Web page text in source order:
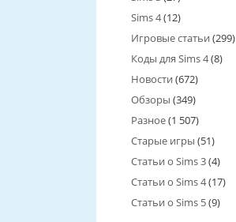
Sims 4(12)
Игровые статьи (299)
Коды для Sims 4(8)
Новости (672)
Обзоры (349)
Разное(1 507)
Старые игры (51)
Статьи о Sims 3(4)
Статьи о Sims 4(17)
Статьи о Sims 5(9)